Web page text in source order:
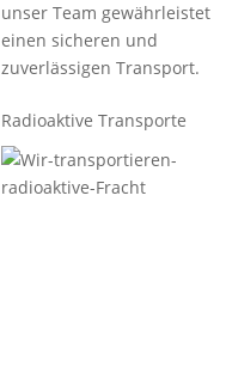
unser Team gewährleistet
einen sicheren und
zuverlässigen Transport.
Radioaktive Transporte